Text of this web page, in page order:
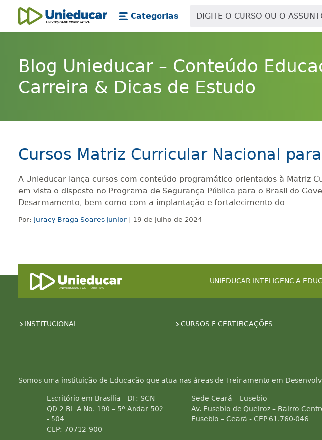
Skip main navigation
Skip to main content
Unieducar
Categorias
Blog Unieducar – Conteúdo
Carreira & Dicas de Estudo
Cursos Matriz Curricular Nacional
A Unieducar lança cursos com conteúdo programático orientados à Matriz
em vista o disposto no Programa de Segurança Pública para o Brasil do
Desarmamento, bem como com a implantação e fortalecimento do
Por: Juracy Braga Soares Junior | 19 de julho de 2024
UNIEDUCAR INTELIGENCIA
INSTITUCIONAL CURSOS E CERTIFICAÇÕES
Somos uma instituição de Educação que atua nas áreas de Treinamento em
Escritório em Brasília - DF: SCN
QD 2 BL A No. 190 – 5º Andar 502
- 504
CEP: 70712-900
Sede Ceará – Eusebio
Av. Eusebio de Queiroz – Bairro
Eusebio – Ceará - CEP 61.760-046